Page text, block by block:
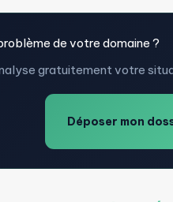
de votre domaine ?
gratuitement votre
Déposer mon